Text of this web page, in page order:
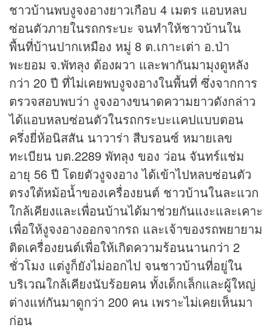
ชาวบ้านพบงูจงอางยาวเกือบ 4 เมตร แอบหลบ
ซ่อนตัวภายในรถกระบะ จนทำให้ชาวบ้านใน
พื้นที่บ้านปากเหมือง หมู่ 8 ต.เกาะเต่า อ.ป่า
พะยอม จ.พัทลุง ต้องผวา และพากันมามุงดูหลัง
กว่า 20 ปี ที่ไม่เคยพบงูจงอางในพื้นที่ ซึ่งจากการ
ตรวจสอบพบว่า งูจงอางขนาดความยาวดังกล่าว
ได้แอบหลบซ่อนตัวในรถกระบะเเคปแบบตอน
ครึ่งยี่ห้อนิสสัน นาวาร่า สีบรอนซ์ หมายเลข
ทะเบียน บต.2289 พัทลุง ของ ว่อน จันทร์แช่ม
อายุ 56 ปี โดยตัวงูจงอาง ได้เข้าไปหลบซ่อนตัว
ตรงใต้หม้อน้ำของเครื่องยนต์ ชาวบ้านในละแวก
ใกล้เคียงและเพื่อนบ้านได้มาช่วยกันแงะและเคาะ
เพื่อให้งูจงอางออกจากรถ และเจ้าของรถพยายาม
ติดเครื่องยนต์เพื่อให้เกิดความร้อนนานกว่า 2
ชั่วโมง แต่งูก็ยังไม่ออกไป จนชาวบ้านที่อยู่ใน
บริเวณใกล้เคียงนับร้อยคน ทั้งเด็กเล็กและผู้ใหญ่
ต่างแห่กันมาดูกว่า 200 คน เพราะไม่เคยเห็นมา
ก่อน